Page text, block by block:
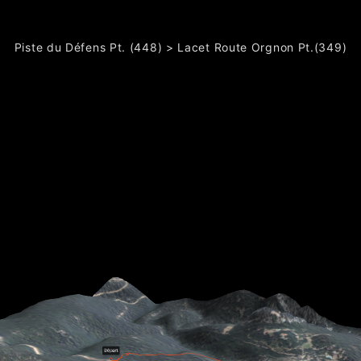
Piste du Défens Pt. (448) > Lacet Route Orgnon Pt.(349)